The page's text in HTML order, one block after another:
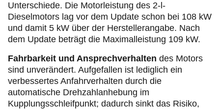
Unterschiede. Die Motorleistung des 2-l-
Dieselmotors lag vor dem Update schon bei 108 kW
und damit 5 kW über der Herstellerangabe. Nach
dem Update beträgt die Maximalleistung 109 kW.
Fahrbarkeit und Ansprechverhalten des Motors
sind unverändert. Aufgefallen ist lediglich ein
verbessertes Anfahrverhalten durch die
automatische Drehzahlanhebung im
Kupplungsschleifpunkt; dadurch sinkt das Risiko,